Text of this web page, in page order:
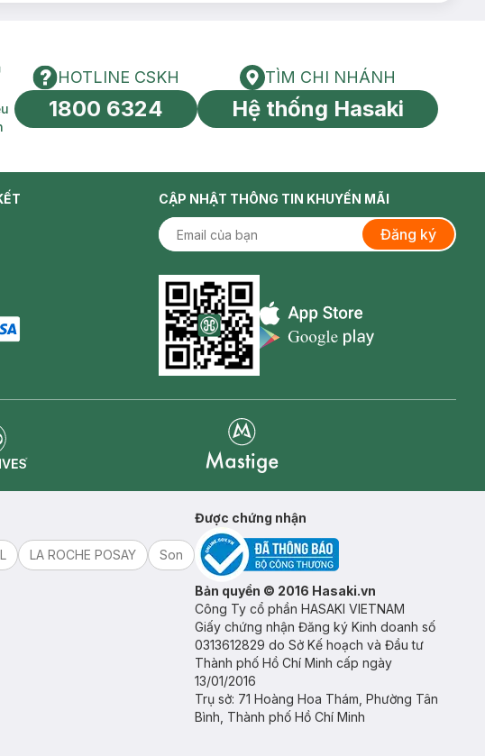
hiệu uy tín toàn cầu
HOTLINE CSKH
HOTLINE CSKH
1800 6324
Tìm chi nhánh
TÌM CHI NHÁNH
Hệ thống Hasaki
CẬP NHẬT THÔNG TIN KHUYẾN MÃI
Đăng ký
Appstore icon
LA ROCHE POSAY
Son
Được chứng nhận
Bản quyền © 2016 Hasaki.vn
Công Ty cổ phần HASAKI VIETNAM
Giấy chứng nhận Đăng ký Kinh doanh số
0313612829 do Sở Kế hoạch và Đầu tư
Thành phố Hồ Chí Minh cấp ngày
13/01/2016
Trụ sở: 71 Hoàng Hoa Thám, Phường Tân
Bình, Thành phố Hồ Chí Minh